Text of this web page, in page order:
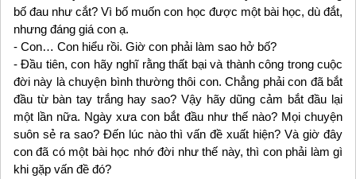
bố đau như cắt? Vì bố muốn con học được một bài học, dù đắt,
nhưng đáng giá con ạ.
- Con… Con hiểu rồi. Giờ con phải làm sao hở bố?
- Đầu tiên, con hãy nghĩ rằng thất bại và thành công trong cuộc
đời này là chuyện bình thường thôi con. Chẳng phải con đã bắt
đầu từ bàn tay trắng hay sao? Vậy hãy dũng cảm bắt đầu lại
một lần nữa. Ngày xưa con bắt đầu như thế nào? Mọi chuyện
suôn sẻ ra sao? Đến lúc nào thì vấn đề xuất hiện? Và giờ đây
con đã có một bài học nhớ đời như thế này, thì con phải làm gì
khi gặp vấn đề đó?